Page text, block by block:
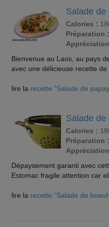
Salade de
Calories :
Préparation :
Bienvenue au Laos, au pays
avec une délicieuse recette
lire la recette "Salade de
Salade de
Calories :
Préparation :
Dépaysement garanti avec
Estomac fragile attention car
lire la recette "Salade de